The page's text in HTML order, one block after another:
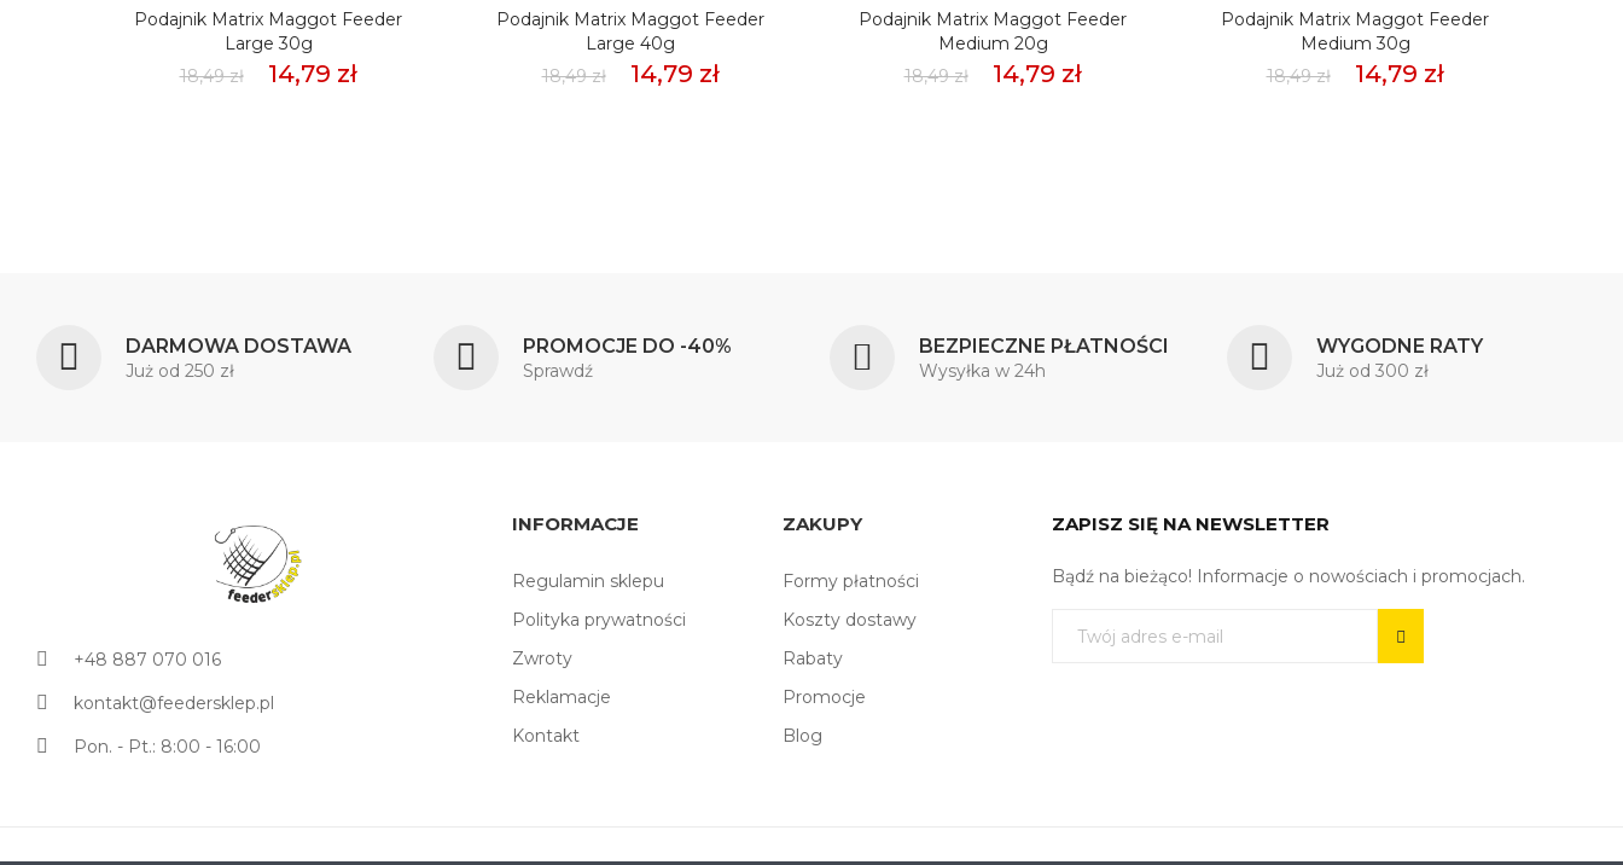
Podajnik Matrix Maggot Feeder
Large 30g
18,49 zł
14,79 zł
Podajnik Matrix Maggot Feeder
Large 40g
18,49 zł
14,79 zł
Podajnik Matrix Maggot Feeder
Medium 20g
18,49 zł
14,79 zł
Podajnik Matrix Maggot Feeder
Medium 30g
18,49 zł
14,79 zł
DARMOWA DOSTAWA
Już od 250 zł
PROMOCJE DO -40%
Sprawdź
BEZPIECZNE PŁATNOŚCI
Wysyłka w 24h
WYGODNE RATY
Już od 300 zł
+48 887 070 016
kontakt@feedersklep.pl
Pon. - Pt.: 8:00 - 16:00
INFORMACJE
Regulamin sklepu
Polityka prywatności
Zwroty
Reklamacje
Kontakt
ZAKUPY
Formy płatności
Koszty dostawy
Rabaty
Promocje
Blog
ZAPISZ SIĘ NA NEWSLETTER
Bądź na bieżąco! Informacje o nowościach i promocjach.